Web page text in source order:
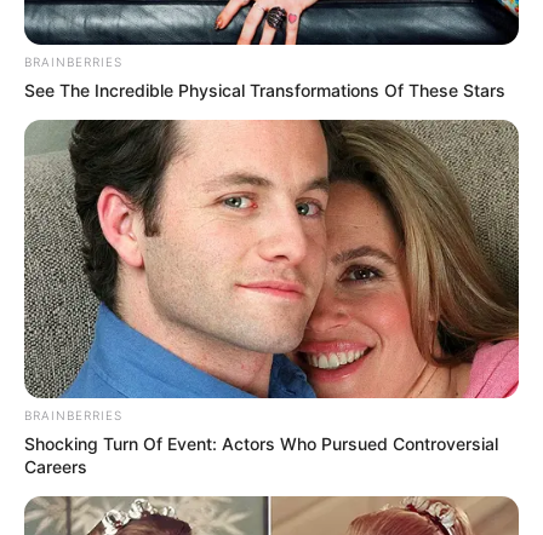
Daftar isi
selengkapnya
Mute
Sosial Media Resmi
Situs Resmi: –
Facebook:officialpage.un.b
Twitter:official_UN_B
Instagram:
TikTok: –
Youtube: –
BRAINBERRIES
See The Incredible Physical Transformations Of These Stars
BRAINBERRIES
Shocking Turn Of Event: Actors Who Pursued Controversial
Careers